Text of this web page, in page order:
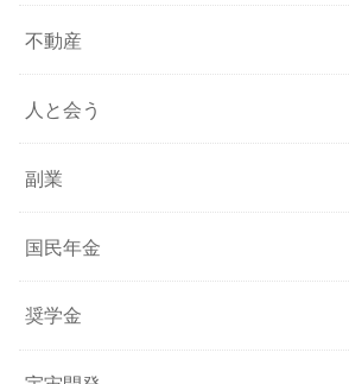
不動産
人と会う
副業
国民年金
奨学金